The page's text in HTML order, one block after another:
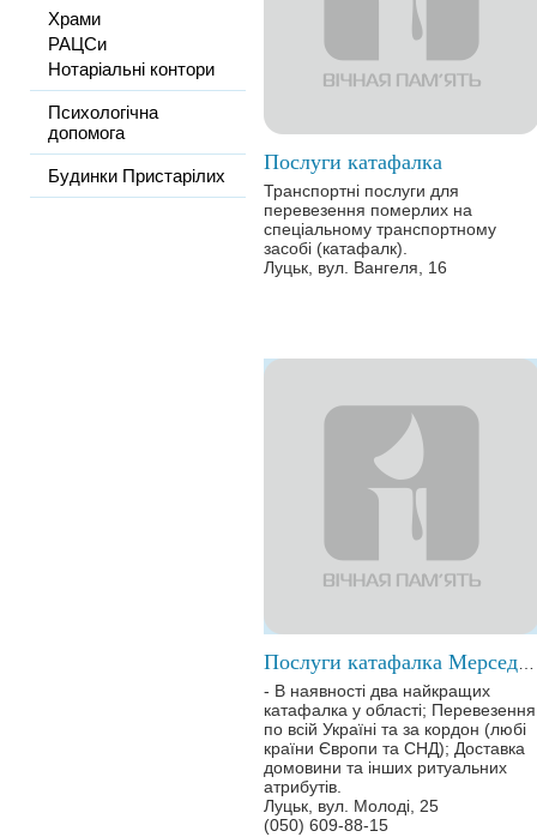
Храми
РАЦСи
Нотаріальні контори
Психологічна
допомога
Будинки Пристарілих
Послуги катафалка
Транспортні послуги для
перевезення померлих на
спеціальному транспортному
засобі (катафалк).
Луцьк, вул. Вангеля, 16
- В наявності два найкращих
катафалка у області; Перевезення
по всій Україні та за кордон (любі
країни Європи та СНД); Доставка
домовини та інших ритуальних
атрибутів.
Луцьк, вул. Молоді, 25
(050) 609-88-15